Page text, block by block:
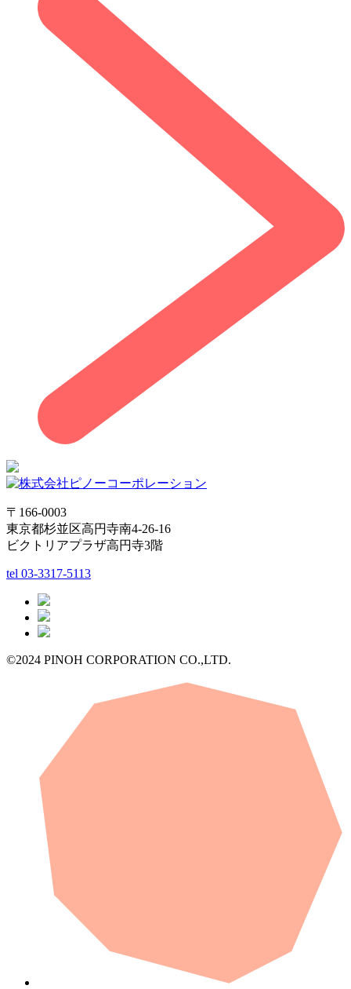
〒166-0003
東京都杉並区高円寺南4-26-16
ビクトリアプラザ高円寺3階
tel 03-3317-5113
©2024 PINOH CORPORATION CO.,LTD.